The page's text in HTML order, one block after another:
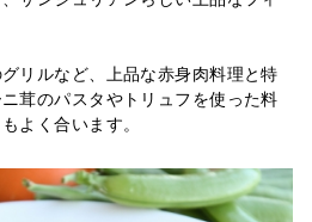
リルなど、上品な赤身肉料理と特
茸のパスタやトリュフを使った料
よく合います。